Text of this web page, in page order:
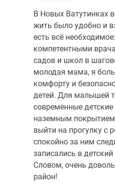
В Новых Ватутинках
жить было удобно и
есть всё
компетентными
садов и школ в
молодая мама, я
комфорту и
детей. Для малышей
современные
наземным
выйти на прогулку с
спокойно за ним
записались в
Словом, очень
район!